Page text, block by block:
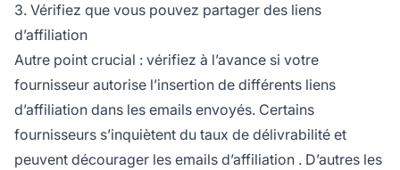
3. Vérifiez que vous pouvez partager des liens
d’affiliation
Autre point crucial : vérifiez à l’avance si votre
fournisseur autorise l’insertion de différents liens
d’affiliation dans les emails envoyés. Certains
fournisseurs s’inquiètent du taux de délivrabilité et
peuvent décourager les emails d’affiliation . D’autres les